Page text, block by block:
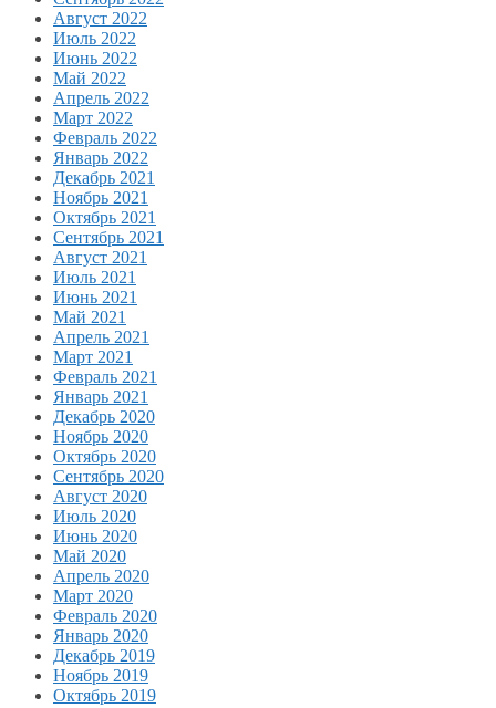
Август 2022
Июль 2022
Июнь 2022
Май 2022
Апрель 2022
Март 2022
Февраль 2022
Январь 2022
Декабрь 2021
Ноябрь 2021
Октябрь 2021
Сентябрь 2021
Август 2021
Июль 2021
Июнь 2021
Май 2021
Апрель 2021
Март 2021
Февраль 2021
Январь 2021
Декабрь 2020
Ноябрь 2020
Октябрь 2020
Сентябрь 2020
Август 2020
Июль 2020
Июнь 2020
Май 2020
Апрель 2020
Март 2020
Февраль 2020
Январь 2020
Декабрь 2019
Ноябрь 2019
Октябрь 2019